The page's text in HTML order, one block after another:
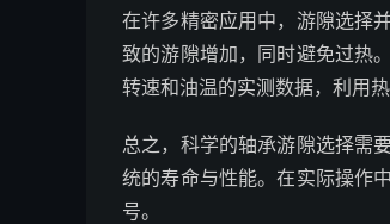
在许多精密应用中，游隙选择
致的游隙增加，同时避免过热
转速和油温的实测数据，利用
总之，科学的轴承游隙选择需
统的寿命与性能。在实际操作
号。